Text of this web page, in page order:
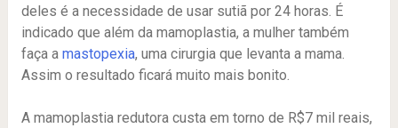
deles é a necessidade de usar sutiã por 24 horas. É
indicado que além da mamoplastia, a mulher também
faça a mastopexia, uma cirurgia que levanta a mama.
Assim o resultado ficará muito mais bonito.
A mamoplastia redutora custa em torno de R$7 mil reais,